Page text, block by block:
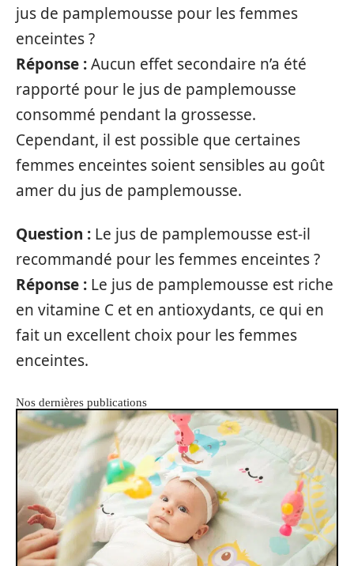
jus de pamplemousse pour les femmes
enceintes ?
Réponse :Aucun effet secondaire n’a été
rapporté pour le jus de pamplemousse
consommé pendant la grossesse.
Cependant, il est possible que certaines
femmes enceintes soient sensibles au goût
amer du jus de pamplemousse.
Question : Le jus de pamplemousse est-il
recommandé pour les femmes enceintes ?
Réponse : Le jus de pamplemousse est riche
en vitamine C et en antioxydants, ce qui en
fait un excellent choix pour les femmes
enceintes.
Nos dernières publications